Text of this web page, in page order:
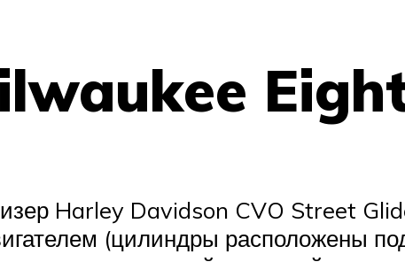
Harley Davidson CVO Street
(цилиндры расположены